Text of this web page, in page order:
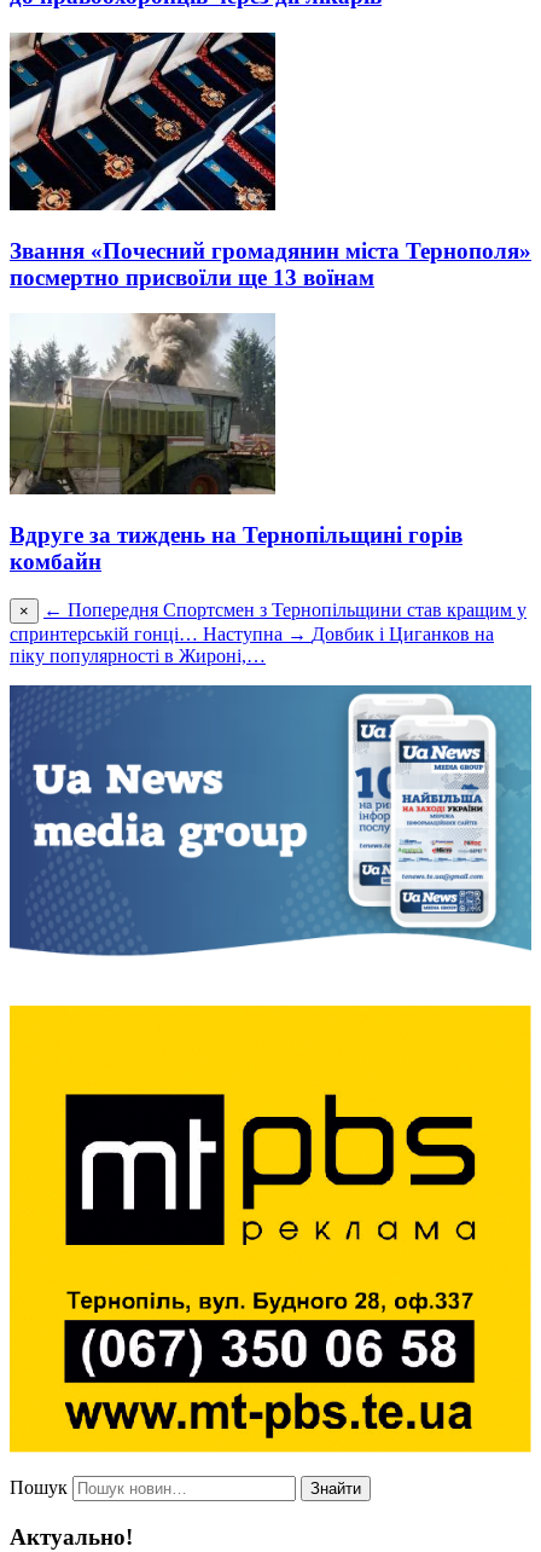
Звання «Почесний громадянин міста Тернополя»
посмертно присвоїли ще 13 воїнам
Вдруге за тиждень на Тернопільщині горів
комбайн
× ← Попередня Спортсмен з Тернопільщини став кращим у
спринтерській гонці… Наступна → Довбик і Циганков на
піку популярності в Жироні,…
Пошук Знайти
Актуально!